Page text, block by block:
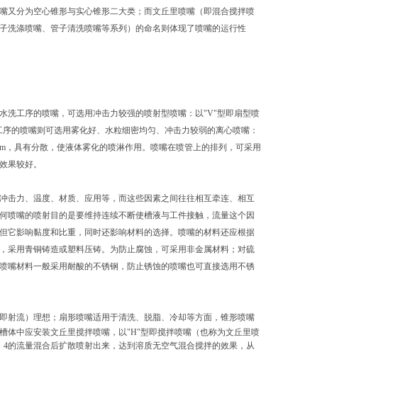
又分为空心锥形与实心锥形二大类；而文丘里喷嘴（即混合搅拌喷
洗涤喷嘴、管子清洗喷嘴等系列）的命名则体现了喷嘴的运行性
工序的喷嘴，可选用冲击力较强的喷射型喷嘴：以"V"型即扇型喷
的喷嘴则可选用雾化好、水粒细密均匀、冲击力较弱的离心喷嘴：
，具有分散，使液体雾化的喷淋作用。喷嘴在喷管上的排列，可采用
果较好。
力、温度、材质、应用等，而这些因素之间往往相互牵连、相互
喷嘴的喷射目的是要维持连续不断使槽液与工件接触，流量这个因
它影响黏度和比重，同时还影响材料的选择。喷嘴的材料还应根据
采用青铜铸造或塑料压铸。为防止腐蚀，可采用非金属材料；对硫
嘴材料一般采用耐酸的不锈钢，防止锈蚀的喷嘴也可直接选用不锈
射流）理想 ；扇形喷嘴适用于清洗、脱脂、冷却等方面，锥形喷嘴
体中应安装文丘里搅拌喷嘴，以"H"型即搅拌喷嘴（也称为文丘里喷
的流量混合后扩散喷射出来，达到溶质无空气混合搅拌的效果，从